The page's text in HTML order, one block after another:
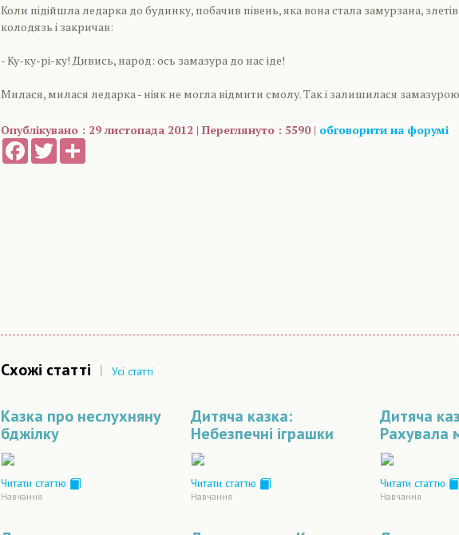
Коли підійшла ледарка до будинку, побачив півень, яка вона стала замурзана,
колодязь і закричав:
- Ку-ку-рі-ку! Дивись, народ: ось замазура до нас іде!
Милася, милася ледарка - ніяк не могла відмити смолу. Так і залишилася
Опублікувано : 29 листопада 2012 | Переглянуто : 5590 | обговорити на форумі
FacebookTwitter
Схожі статті | Усі статті
Казка про неслухняну
бджілку
Читати статтю
Навчання
Дитяча казка:
Небезпечні іграшки
Читати статтю
Навчання
Дитяча
Рахувала
Читати статтю
Навчання